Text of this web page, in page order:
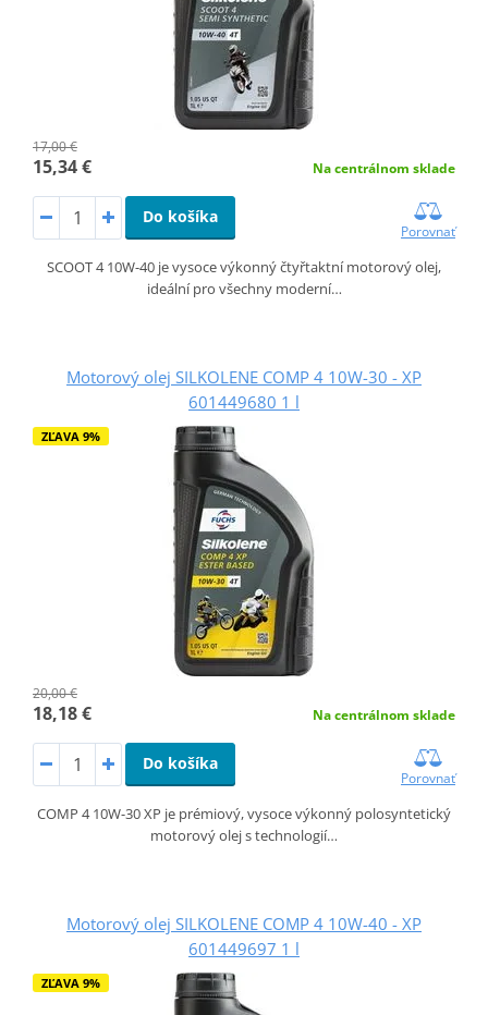
17,00 €
15,34 € Na centrálnom sklade
Do košíka
Porovnať
SCOOT 4 10W-40 je vysoce výkonný čtyřtaktní motorový olej,
ideální pro všechny moderní…
Motorový olej SILKOLENE COMP 4 10W-30 - XP
601449680 1 l
ZĽAVA 9%
20,00 €
18,18 € Na centrálnom sklade
Do košíka
Porovnať
COMP 4 10W-30 XP je prémiový, vysoce výkonný polosyntetický
motorový olej s technologií…
Motorový olej SILKOLENE COMP 4 10W-40 - XP
601449697 1 l
ZĽAVA 9%